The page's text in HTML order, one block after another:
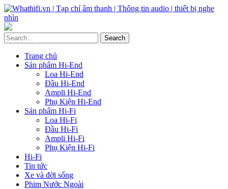
Trang chủ
Sản phẩm Hi-End
Loa Hi-End
Đầu Hi-End
Ampli Hi-End
Phụ Kiện Hi-End
Sản phẩm Hi-Fi
Loa Hi-Fi
Đầu Hi-Fi
Ampli Hi-Fi
Phụ Kiện Hi-Fi
Hi-Fi
Tin tức
Xe và đời sống
Phim Nước Ngoài